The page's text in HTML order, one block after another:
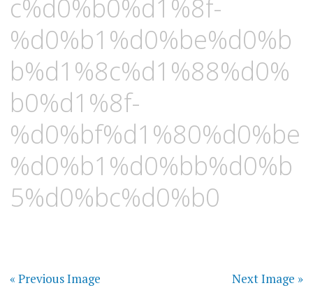
c%d0%b0%d1%8f-
%d0%b1%d0%be%d0%b
b%d1%8c%d1%88%d0%
b0%d1%8f-
%d0%bf%d1%80%d0%be
%d0%b1%d0%bb%d0%b
5%d0%bc%d0%b0
« Previous Image Next Image »